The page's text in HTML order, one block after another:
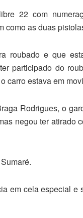
22 com
as duas
e que
participado do
carro estava em
Rodrigues, o
negou ter atirado
em cela especial